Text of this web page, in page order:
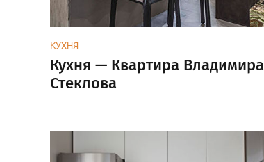
КУХНЯ
Кухня — Квартира Владимира
Стеклова